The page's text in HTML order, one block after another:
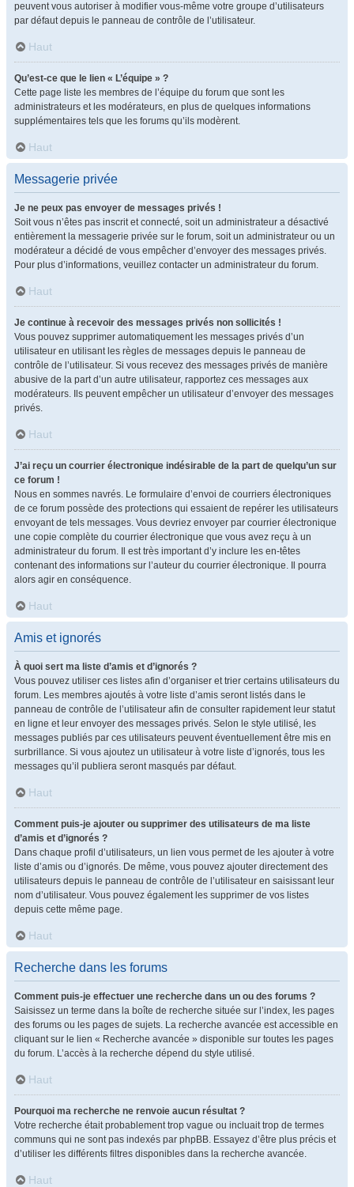
peuvent vous autoriser à modifier vous-même votre groupe d’utilisateurs
par défaut depuis le panneau de contrôle de l’utilisateur.
Haut
Qu’est-ce que le lien « L’équipe » ?
Cette page liste les membres de l’équipe du forum que sont les
administrateurs et les modérateurs, en plus de quelques informations
supplémentaires tels que les forums qu’ils modèrent.
Haut
Messagerie privée
Je ne peux pas envoyer de messages privés !
Soit vous n’êtes pas inscrit et connecté, soit un administrateur a désactivé
entièrement la messagerie privée sur le forum, soit un administrateur ou un
modérateur a décidé de vous empêcher d’envoyer des messages privés.
Pour plus d’informations, veuillez contacter un administrateur du forum.
Haut
Je continue à recevoir des messages privés non sollicités !
Vous pouvez supprimer automatiquement les messages privés d’un
utilisateur en utilisant les règles de messages depuis le panneau de
contrôle de l’utilisateur. Si vous recevez des messages privés de manière
abusive de la part d’un autre utilisateur, rapportez ces messages aux
modérateurs. Ils peuvent empêcher un utilisateur d’envoyer des messages
privés.
Haut
J’ai reçu un courrier électronique indésirable de la part de quelqu’un sur
ce forum !
Nous en sommes navrés. Le formulaire d’envoi de courriers électroniques
de ce forum possède des protections qui essaient de repérer les utilisateurs
envoyant de tels messages. Vous devriez envoyer par courrier électronique
une copie complète du courrier électronique que vous avez reçu à un
administrateur du forum. Il est très important d’y inclure les en-têtes
contenant des informations sur l’auteur du courrier électronique. Il pourra
alors agir en conséquence.
Haut
Amis et ignorés
À quoi sert ma liste d’amis et d’ignorés ?
Vous pouvez utiliser ces listes afin d’organiser et trier certains utilisateurs du
forum. Les membres ajoutés à votre liste d’amis seront listés dans le
panneau de contrôle de l’utilisateur afin de consulter rapidement leur statut
en ligne et leur envoyer des messages privés. Selon le style utilisé, les
messages publiés par ces utilisateurs peuvent éventuellement être mis en
surbrillance. Si vous ajoutez un utilisateur à votre liste d’ignorés, tous les
messages qu’il publiera seront masqués par défaut.
Haut
Comment puis-je ajouter ou supprimer des utilisateurs de ma liste
d’amis et d’ignorés ?
Dans chaque profil d’utilisateurs, un lien vous permet de les ajouter à votre
liste d’amis ou d’ignorés. De même, vous pouvez ajouter directement des
utilisateurs depuis le panneau de contrôle de l’utilisateur en saisissant leur
nom d’utilisateur. Vous pouvez également les supprimer de vos listes
depuis cette même page.
Haut
Recherche dans les forums
Comment puis-je effectuer une recherche dans un ou des forums ?
Saisissez un terme dans la boîte de recherche située sur l’index, les pages
des forums ou les pages de sujets. La recherche avancée est accessible en
cliquant sur le lien « Recherche avancée » disponible sur toutes les pages
du forum. L’accès à la recherche dépend du style utilisé.
Haut
Pourquoi ma recherche ne renvoie aucun résultat ?
Votre recherche était probablement trop vague ou incluait trop de termes
communs qui ne sont pas indexés par phpBB. Essayez d’être plus précis et
d’utiliser les différents filtres disponibles dans la recherche avancée.
Haut